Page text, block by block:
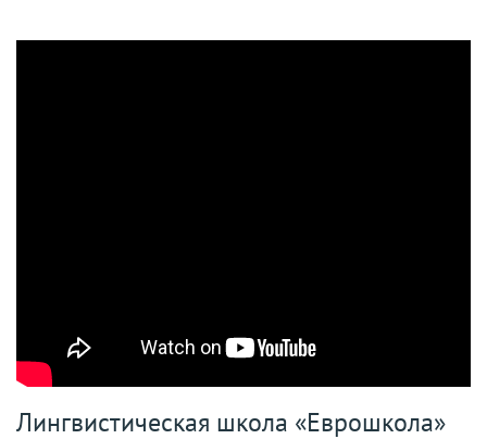
Лингвистическая школа «Еврошкола»